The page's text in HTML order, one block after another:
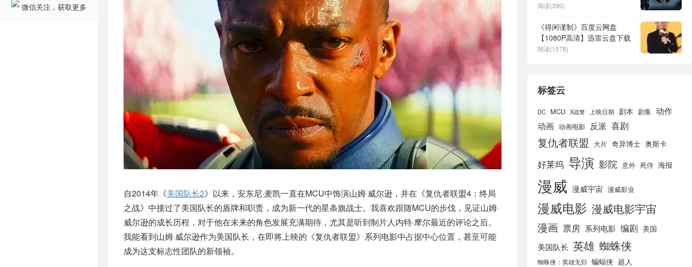
微信关注，获取更多
自2014年《美国队长2》以来，安东尼·麦凯一直在MCU中饰演山姆·威尔逊，并在《复仇者联盟4：终局
之战》中接过了美国队长的盾牌和职责，成为新一代的星条旗战士。我喜欢跟随MCU的步伐，见证山姆·
威尔逊的成长历程，对于他在未来的角色发展充满期待，尤其是听到制片人内特·摩尔最近的评论之后。
我能看到山姆·威尔逊作为美国队长，在即将上映的《复仇者联盟》系列电影中占据中心位置，甚至可能
成为这支标志性团队的新领袖。
阅读(390)
《得闲谨制》百度云网盘
【1080P高清】迅雷云盘下载
阅读(1578)
标签云
DC MCU X战警 上映日期 剧本 剧集 动作
动画 动画电影 反派 喜剧
复仇者联盟 大片 奇异博士 奥斯卡
好莱坞 导演 影院 意外 死侍 海报
漫威 漫威宇宙 漫威影业
漫威电影 漫威电影宇宙
漫画 票房 系列电影 编剧 美国
美国队长 英雄 蜘蛛侠
蜘蛛侠：英雄无归 蝙蝠侠 超人